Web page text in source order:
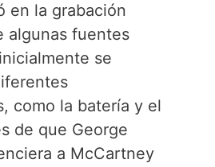
en la grabación
algunas fuentes
se
como la batería y el
de que George
a McCartney